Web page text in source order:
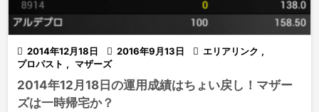
 2014年12月18日  2016年9月13日  エリアリンク ,
プロパスト , マザーズ
2014年12月18日の運用成績はちょい戻し！マザー
ズは一時帰宅か？